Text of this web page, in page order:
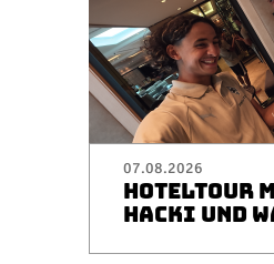
07.08.2026
HOTELTOUR
HACKI UND